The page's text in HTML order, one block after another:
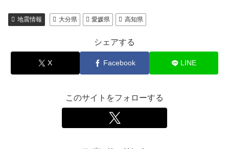
地震情報 大分県 愛媛県 高知県
シェアする
X Facebook LINE
このサイトをフォローする